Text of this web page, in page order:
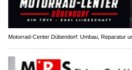
Motorrad-Center Dübendorf: Umbau, Reparatur